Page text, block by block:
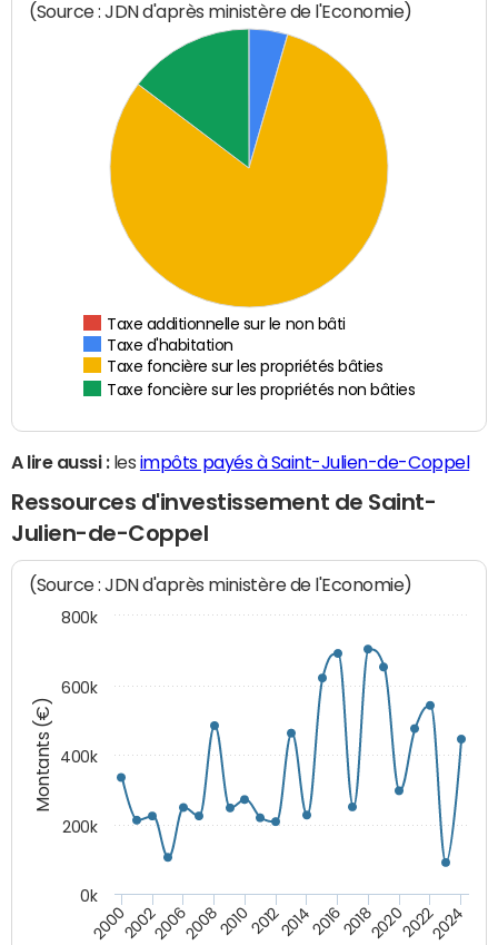
(Source : JDN d'après ministère de l'Economie)
Taxe additionnelle sur le non bâti
Taxe d'habitation
Taxe foncière sur les propriétés bâties
Taxe foncière sur les propriétés non bâties
A lire aussi :les impôts payés à Saint-Julien-de-Coppel
Ressources d'investissement de Saint-
Julien-de-Coppel
Montants (€)
(Source : JDN d'après ministère de l'Economie)
200020022006200820102012201420162018202020222024
0k
200k
400k
600k
800k